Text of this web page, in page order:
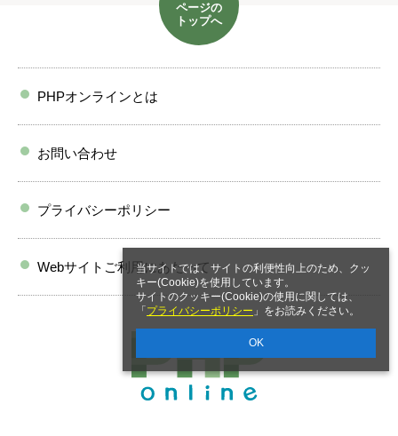
当サイトでは、サイトの利便性向上のため、クッ
キー(Cookie)を使用しています。
サイトのクッキー(Cookie)の使用に関しては、
「 プライバシーポリシー 」をお読みください。
OK
ページの
トップへ
PHPオンラインとは
お問い合わせ
プライバシーポリシー
Webサイトご利用にあたって